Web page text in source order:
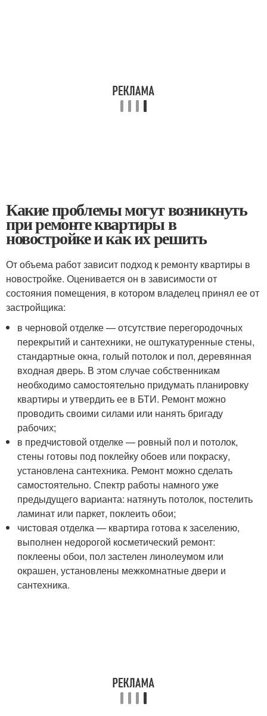
Какие проблемы могут возникнуть
при ремонте квартиры в
новостройке и как их решить
От объема работ зависит подход к ремонту квартиры в
новостройке. Оценивается он в зависимости от
состояния помещения, в котором владелец принял ее от
застройщика:
в черновой отделке — отсутствие перегородочных
перекрытий и сантехники, не оштукатуренные стены,
стандартные окна, голый потолок и пол, деревянная
входная дверь. В этом случае собственникам
необходимо самостоятельно придумать планировку
квартиры и утвердить ее в БТИ. Ремонт можно
проводить своими силами или нанять бригаду
рабочих;
в предчистовой отделке — ровный пол и потолок,
стены готовы под поклейку обоев или покраску,
установлена сантехника. Ремонт можно сделать
самостоятельно. Спектр работы намного уже
предыдущего варианта: натянуть потолок, постелить
ламинат или паркет, поклеить обои;
чистовая отделка — квартира готова к заселению,
выполнен недорогой косметический ремонт:
поклеены обои, пол застелен линолеумом или
окрашен, установлены межкомнатные двери и
сантехника.